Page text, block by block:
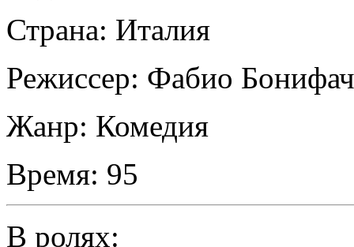
Страна: Италия
Режиссер: Фабио
Жанр: Комедия
Время: 95
В ролях: